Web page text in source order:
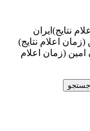
نتایج)ایران
اعلام نتایج)
(زمان اعلام